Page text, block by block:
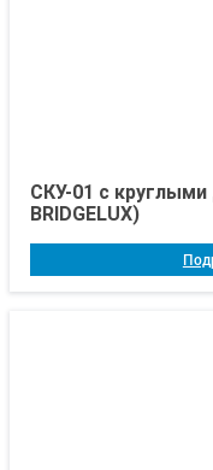
СКУ-01 с
BRIDGELUX)